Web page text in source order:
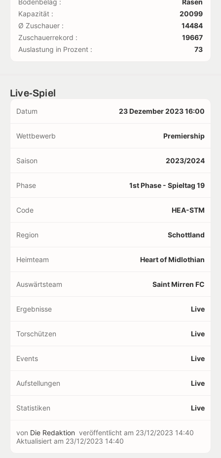
Kapazität :
20099
Ø Zuschauer :
14484
Zuschauerrekord :
19667
Auslastung in Prozent :
73
Live-Spiel
Datum 23 Dezember 2023 16:00
Wettbewerb Premiership
Saison 2023/2024
Phase 1st Phase - Spieltag 19
Code HEA-STM
Region Schottland
Heimteam Heart of Midlothian
Auswärtsteam Saint Mirren FC
Ergebnisse Live
Torschützen Live
Events Live
Aufstellungen Live
Statistiken Live
von Die Redaktion veröffentlicht am 23/12/2023 14:40
Aktualisiert am 23/12/2023 14:40